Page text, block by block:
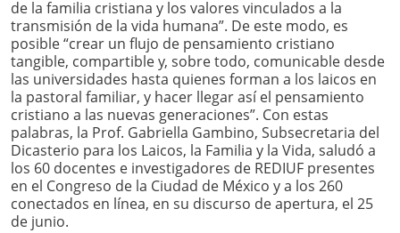
de la familia cristiana y los valores vinculados a la
transmisión de la vida humana”. De este modo, es
posible “crear un flujo de pensamiento cristiano
tangible, compartible y, sobre todo, comunicable desde
las universidades hasta quienes forman a los laicos en
la pastoral familiar, y hacer llegar así el pensamiento
cristiano a las nuevas generaciones”. Con estas
palabras, la Prof. Gabriella Gambino, Subsecretaria del
Dicasterio para los Laicos, la Familia y la Vida, saludó a
los 60 docentes e investigadores de REDIUF presentes
en el Congreso de la Ciudad de México y a los 260
conectados en línea, en su discurso de apertura, el 25
de junio.